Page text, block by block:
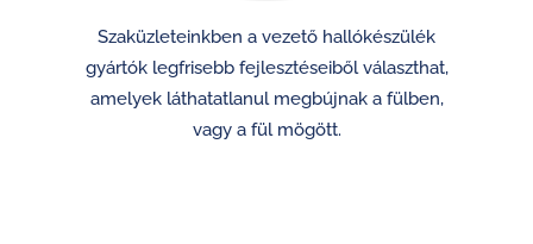
Szaküzleteinkben a vezető hallókészülék
gyártók legfrisebb fejlesztéseiből választhat,
amelyek láthatatlanul megbújnak a fülben,
vagy a fül mögött.